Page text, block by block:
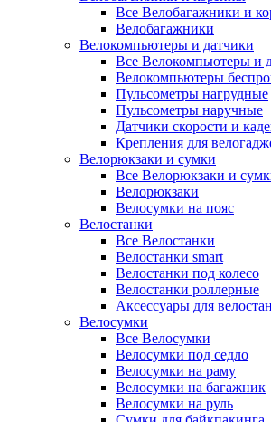
Все Велобагажники и
Велобагажники
Велокомпьютеры и датчики
Все Велокомпьютеры и
Велокомпьютеры
Пульсометры нагрудные
Пульсометры наручные
Датчики скорости и
Крепления для
Велорюкзаки и сумки
Все Велорюкзаки и
Велорюкзаки
Велосумки на пояс
Велостанки
Все Велостанки
Велостанки smart
Велостанки под колесо
Велостанки роллерные
Аксессуары для
Велосумки
Все Велосумки
Велосумки под седло
Велосумки на раму
Велосумки на багажник
Велосумки на руль